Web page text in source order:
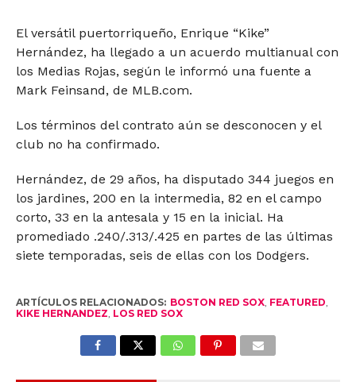
El versátil puertorriqueño, Enrique “Kike”
Hernández, ha llegado a un acuerdo multianual con
los Medias Rojas, según le informó una fuente a
Mark Feinsand, de MLB.com.
Los términos del contrato aún se desconocen y el
club no ha confirmado.
Hernández, de 29 años, ha disputado 344 juegos en
los jardines, 200 en la intermedia, 82 en el campo
corto, 33 en la antesala y 15 en la inicial. Ha
promediado .240/.313/.425 en partes de las últimas
siete temporadas, seis de ellas con los Dodgers.
ARTÍCULOS RELACIONADOS: BOSTON RED SOX, FEATURED
KIKE HERNANDEZ LOS RED SOX